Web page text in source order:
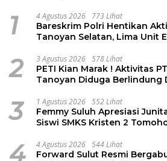
1 4 Agustus 2026 773 Lihat
Bareskrim Polri Hentikan
Tanoyan Selatan, Lima Unit
2 3 Agustus 2026 578 Lihat
PETI Kian Marak ! Aktivitas
Tanoyan Diduga Berlindung
3 1 Agustus 2026 552 Lihat
Femmy Suluh Apresiasi
Siswi SMKS Kristen 2
4 4 Agustus 2026 544 Lihat
Forward Sulut Resmi